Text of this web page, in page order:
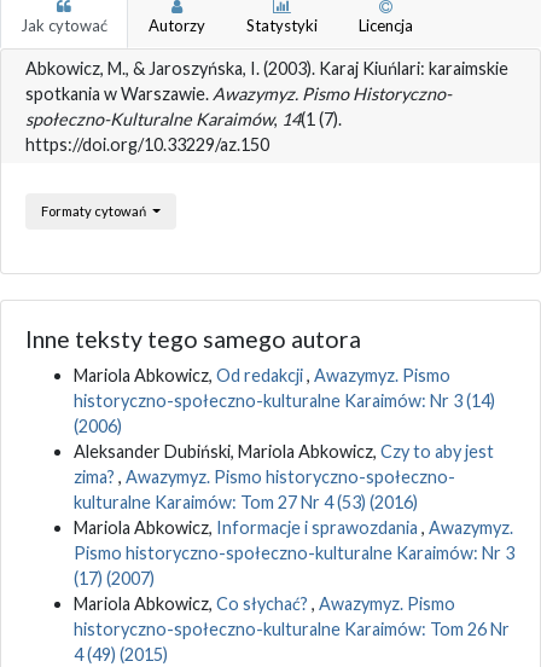
Jak cytować Autorzy Statystyki Licencja
Abkowicz, M., & Jaroszyńska, I. (2003). Karaj Kiuńlari: karaimskie
spotkania w Warszawie. Awazymyz. Pismo Historyczno-
społeczno-Kulturalne Karaimów, 14(1 (7).
https://doi.org/10.33229/az.150
Formaty cytowań
Inne teksty tego samego autora
Mariola Abkowicz, Od redakcji, Awazymyz. Pismo
historyczno-społeczno-kulturalne Karaimów: Nr 3 (14)
(2006)
Aleksander Dubiński, Mariola Abkowicz, Czy to aby jest
zima? , Awazymyz. Pismo historyczno-społeczno-
kulturalne Karaimów: Tom 27 Nr 4 (53) (2016)
Mariola Abkowicz, Informacje i sprawozdania , Awazymyz.
Pismo historyczno-społeczno-kulturalne Karaimów: Nr 3
(17) (2007)
Mariola Abkowicz, Co słychać? , Awazymyz. Pismo
historyczno-społeczno-kulturalne Karaimów: Tom 26 Nr
4 (49) (2015)